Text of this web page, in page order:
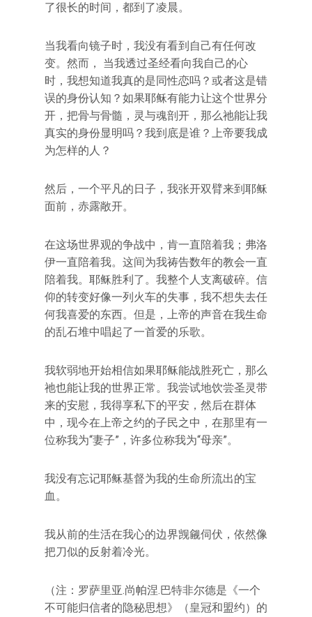
了很长的时间，都到了凌晨。
当我看向镜子时，我没有看到自己有任何改
变。然而， 当我透过圣经看向我自己的心
时，我想知道我真的是同性恋吗？或者这是错
误的身份认知？如果耶稣有能力让这个世界分
开，把骨与骨髓，灵与魂剖开，那么祂能让我
真实的身份显明吗？我到底是谁？上帝要我成
为怎样的人？
然后，一个平凡的日子，我张开双臂来到耶稣
面前，赤露敞开。
在这场世界观的争战中，肯一直陪着我；弗洛
伊一直陪着我。这间为我祷告数年的教会一直
陪着我。耶稣胜利了。我整个人支离破碎。信
仰的转变好像一列火车的失事，我不想失去任
何我喜爱的东西。但是，上帝的声音在我生命
的乱石堆中唱起了一首爱的乐歌。
我软弱地开始相信如果耶稣能战胜死亡，那么
祂也能让我的世界正常。我尝试地饮尝圣灵带
来的安慰，我得享私下的平安，然后在群体
中，现今在上帝之约的子民之中，在那里有一
位称我为“妻子”，许多位称我为“母亲”。
我没有忘记耶稣基督为我的生命所流出的宝
血。
我从前的生活在我心的边界觊觎伺伏，依然像
把刀似的反射着冷光。
（注：罗萨里亚.尚帕涅.巴特非尔德是《一个
不可能归信者的隐秘思想》（皇冠和盟约）的